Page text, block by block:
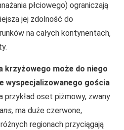
płciowego) ograniczają
jej zdolność do
na całych kontynentach,
krzyżowego może do niego
wyspecjalizowanego gościa
przykład oset piżmowy, zwany
ma duże czerwone,
regionach przyciągają